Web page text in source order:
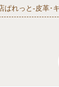
ぱれっと‐皮革･